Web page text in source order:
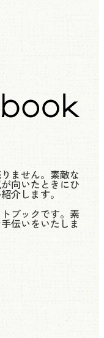
ません。素敵な
向いたときにひ
介します。
ブックです。素
伝いをいたしま